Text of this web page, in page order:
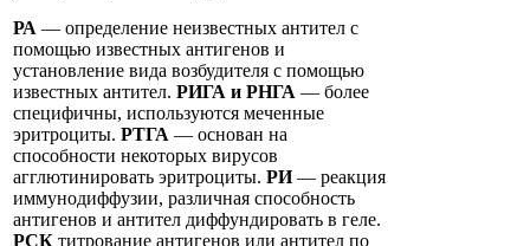
РА — определение неизвестных антител с
помощью известных антигенов и
установление вида возбудителя с помощью
известных антител. РИГА и РНГА — более
специфичны, используются меченные
эритроциты. РТГА — основан на
способности некоторых вирусов
агглютинировать эритроциты. РИ— реакция
иммунодиффузии, различная способность
антигенов и антител диффундировать в геле.
РСК титрование антигенов или антител по